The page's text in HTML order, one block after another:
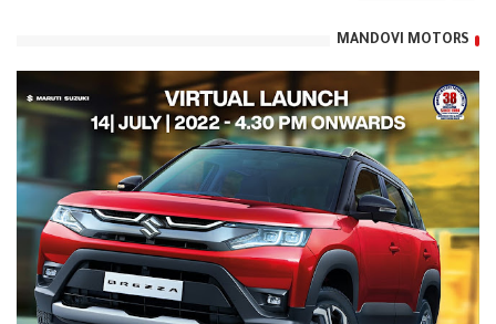
MANDOVI MOTORS